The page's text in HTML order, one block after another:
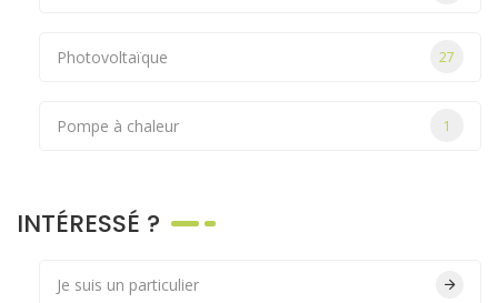
Photovoltaïque 27
Pompe à chaleur 1
INTÉRESSÉ ?
Je suis un particulier